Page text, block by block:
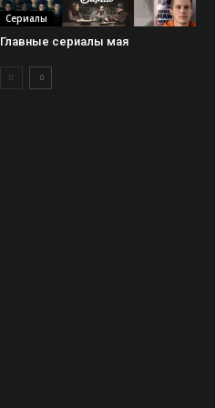
Сериалы
Главные сериалы мая